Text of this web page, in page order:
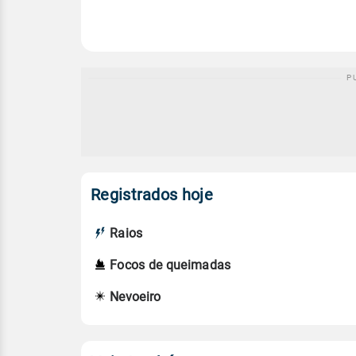
Registrados hoje
Raios
Focos de queimadas
Nevoeiro